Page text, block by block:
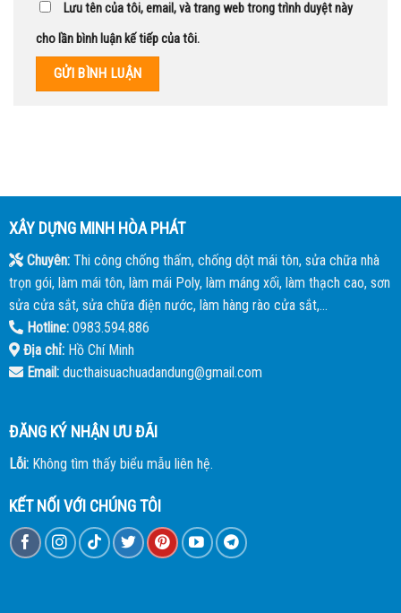
Lưu tên của tôi, email, và trang web trong trình duyệt này
cho lần bình luận kế tiếp của tôi.
XÂY DỰNG MINH HÒA PHÁT
Chuyên:Thi công chống thấm, chống dột mái tôn, sửa chữa nhà
trọn gói, làm mái tôn, làm mái Poly, làm máng xối, làm thạch cao, sơn
sửa cửa sắt, sửa chữa điện nước, làm hàng rào cửa sắt,...
Hotline:0983.594.886
Địa chỉ:Hồ Chí Minh
Email:ducthaisuachuadandung@gmail.com
ĐĂNG KÝ NHẬN ƯU ĐÃI
Lỗi:Không tìm thấy biểu mẫu liên hệ.
KẾT NỐI VỚI CHÚNG TÔI